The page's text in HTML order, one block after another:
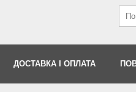
ДОСТАВКА І ОПЛАТА